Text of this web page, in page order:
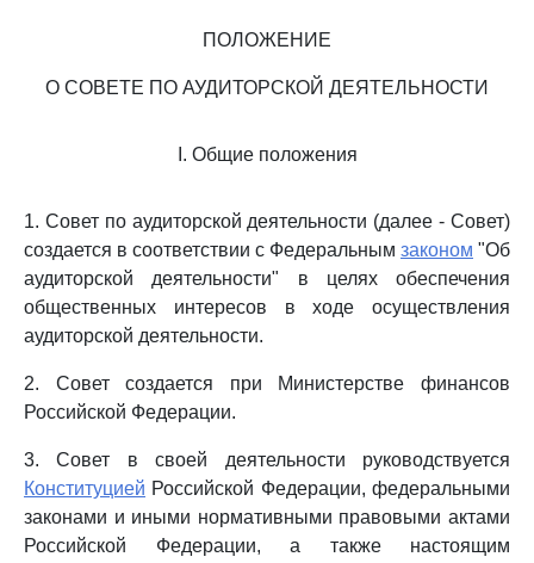
ПОЛОЖЕНИЕ
О СОВЕТЕ ПО АУДИТОРСКОЙ ДЕЯТЕЛЬНОСТИ
I. Общие положения
1. Совет по аудиторской деятельности (далее - Совет)
создается в соответствии с Федеральным законом "Об
аудиторской деятельности" в целях обеспечения
общественных интересов в ходе осуществления
аудиторской деятельности.
2. Совет создается при Министерстве финансов
Российской Федерации.
3. Совет в своей деятельности руководствуется
Конституцией Российской Федерации, федеральными
законами и иными нормативными правовыми актами
Российской Федерации, а также настоящим